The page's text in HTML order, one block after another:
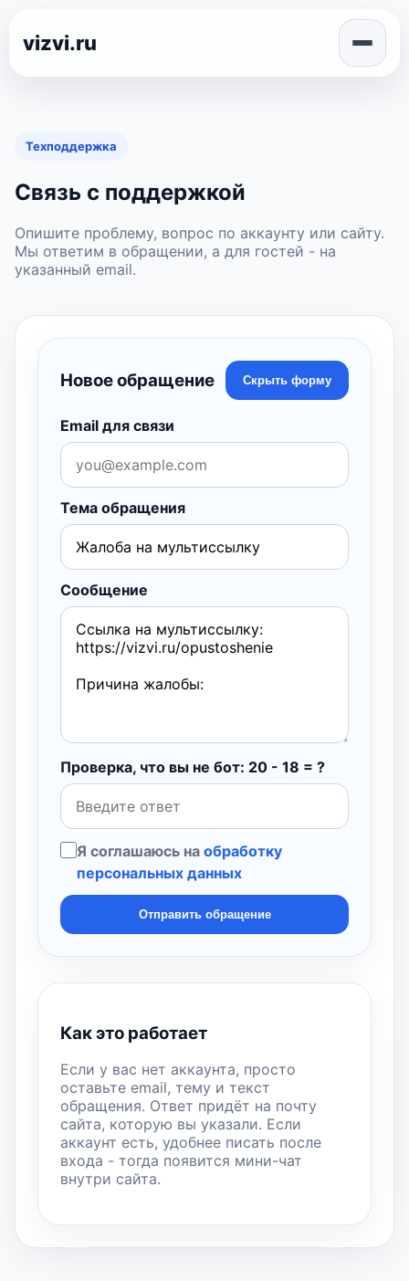
vizvi.ru
Техподдержка
Связь с поддержкой
Опишите проблему, вопрос по аккаунту или сайту.
Мы ответим в обращении, а для гостей - на
указанный email.
Новое обращение Скрыть форму
Email для связи
Тема обращения
Сообщение
Проверка, что вы не бот: 20 - 18 = ?
Я соглашаюсь на обработку
персональных данных
Отправить обращение
Как это работает
Если у вас нет аккаунта, просто
оставьте email, тему и текст
обращения. Ответ придёт на почту
сайта, которую вы указали. Если
аккаунт есть, удобнее писать после
входа - тогда появится мини-чат
внутри сайта.